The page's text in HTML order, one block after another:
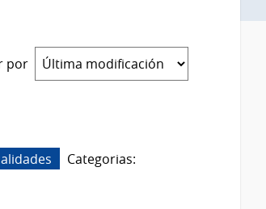
por
Categorias: